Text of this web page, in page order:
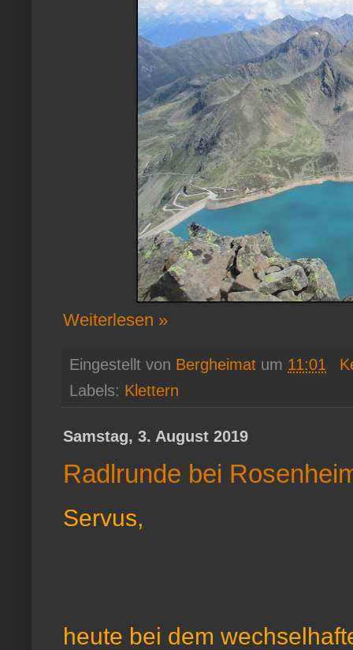
Weiterlesen »
Eingestellt von Bergheimat um 11:01
Labels: Klettern
Samstag, 3. August 2019
Radlrunde bei
Servus,
heute bei dem